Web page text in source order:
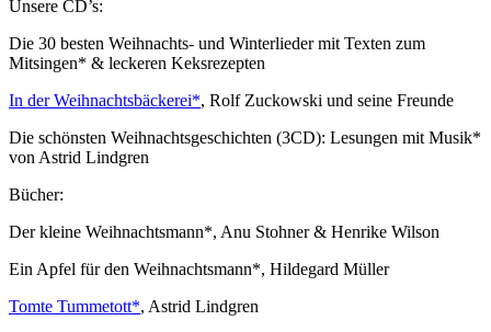
Unsere CD’s:
Die 30 besten Weihnachts- und Winterlieder mit Texten zum
Mitsingen* & leckeren Keksrezepten
In der Weihnachtsbäckerei*, Rolf Zuckowski und seine Freunde
Die schönsten Weihnachtsgeschichten (3CD): Lesungen mit Musik*
von Astrid Lindgren
Bücher:
Der kleine Weihnachtsmann*, Anu Stohner & Henrike Wilson
Ein Apfel für den Weihnachtsmann*, Hildegard Müller
Tomte Tummetott*, Astrid Lindgren